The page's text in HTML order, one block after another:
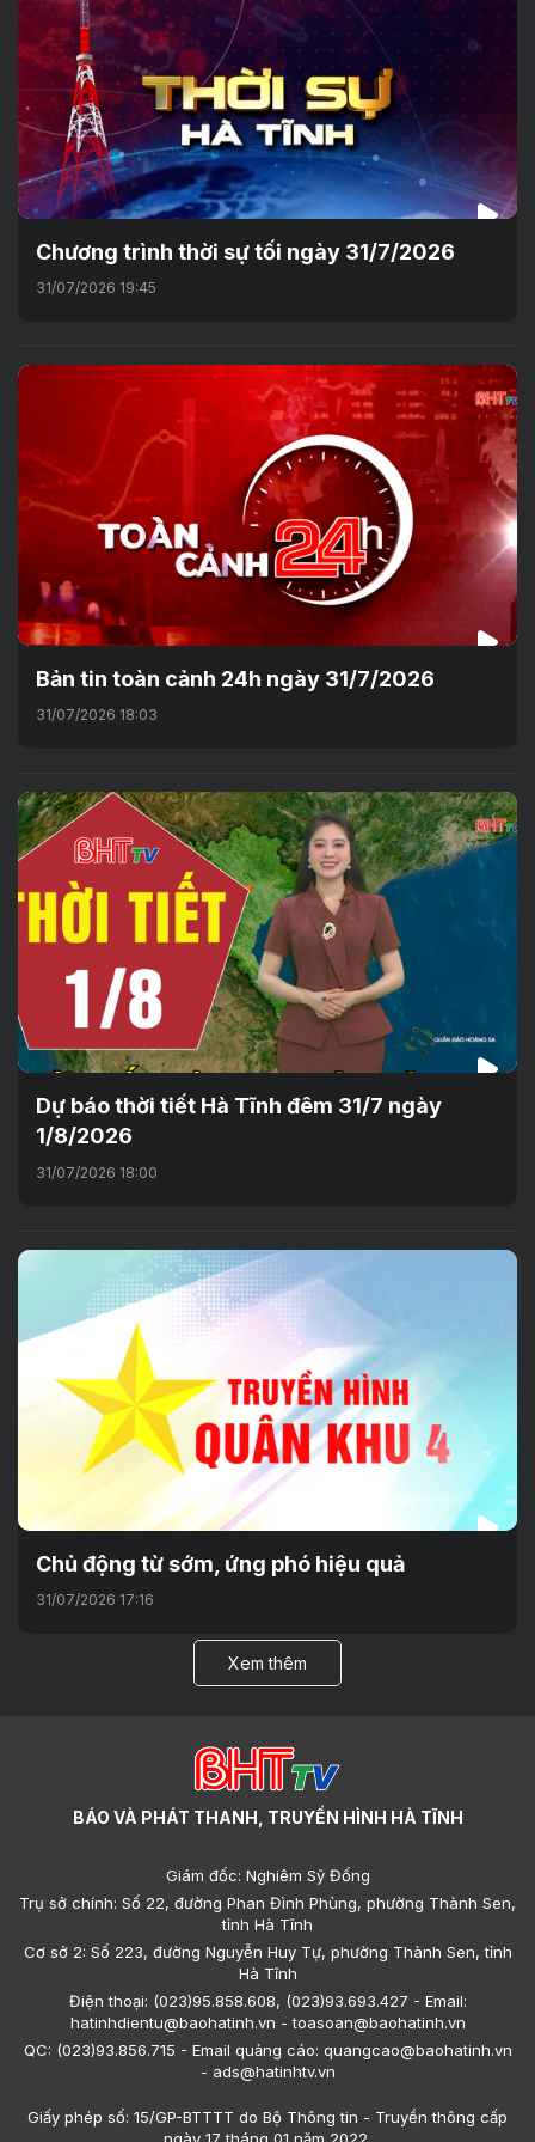
Chương trình thời sự tối ngày 31/7/2026
31/07/2026 19:45
Bản tin toàn cảnh 24h ngày 31/7/2026
31/07/2026 18:03
Dự báo thời tiết Hà Tĩnh đêm 31/7 ngày
1/8/2026
31/07/2026 18:00
Chủ động từ sớm, ứng phó hiệu quả
31/07/2026 17:16
Xem thêm
BÁO VÀ PHÁT THANH, TRUYỀN HÌNH HÀ TĨNH
Giám đốc: Nghiêm Sỹ Đống
Trụ sở chính: Số 22, đường Phan Đình Phùng, phường Thành Sen,
tỉnh Hà Tĩnh
Cơ sở 2: Số 223, đường Nguyễn Huy Tự, phường Thành Sen, tỉnh
Hà Tĩnh
Điện thoại: (023)95.858.608, (023)93.693.427 - Email:
hatinhdientu@baohatinh.vn - toasoan@baohatinh.vn
QC: (023)93.856.715 - Email quảng cáo: quangcao@baohatinh.vn
- ads@hatinhtv.vn
Giấy phép số: 15/GP-BTTTT do Bộ Thông tin - Truyền thông cấp